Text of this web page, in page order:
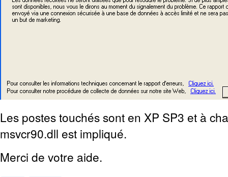
Les postes touchés sont en XP SP3 et à
msvcr90.dll est impliqué.
Merci de votre aide.